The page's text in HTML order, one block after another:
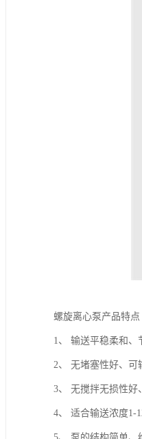
螺旋离心泵产品特点
1、 输送平稳柔和、
2、 无堵塞性好、可
3、 无搅拌无损性好
4、 适合输送浓度1-